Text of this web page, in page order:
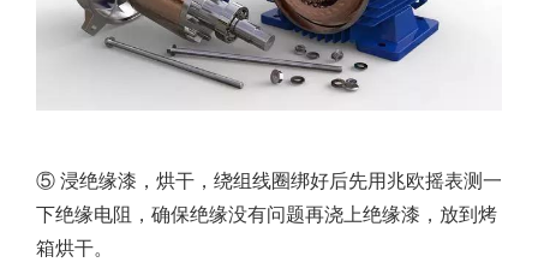
⑤ 浸绝缘漆，烘干，绕组线圈绑好后先用兆欧摇表测一
下绝缘电阻，确保绝缘没有问题再浇上绝缘漆，放到烤
箱烘干。